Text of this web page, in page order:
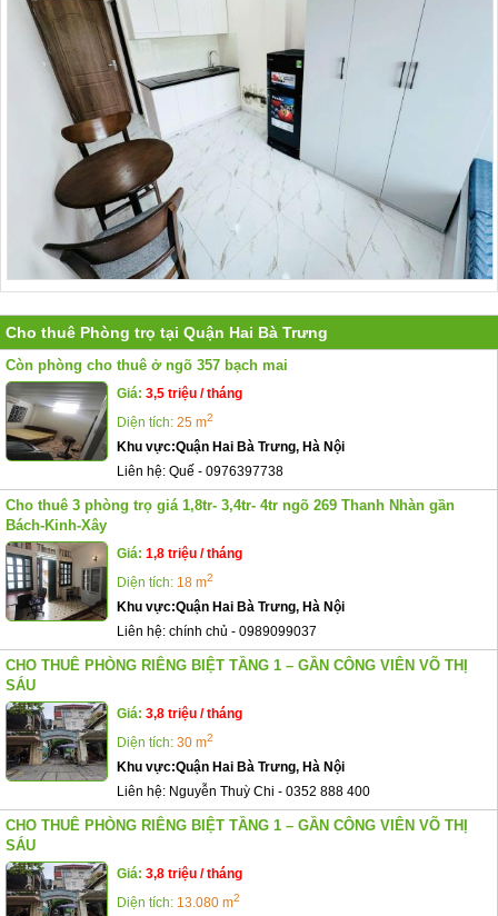
Cho thuê Phòng trọ tại Quận Hai Bà Trưng
Còn phòng cho thuê ở ngõ 357 bạch mai
Giá: 3,5 triệu / tháng
Diện tích: 25 m2
Khu vực:Quận Hai Bà Trưng, Hà Nội
Liên hệ: Quế - 0976397738
Cho thuê 3 phòng trọ giá 1,8tr- 3,4tr- 4tr ngõ 269 Thanh Nhàn gần
Bách-Kinh-Xây
Giá: 1,8 triệu / tháng
Diện tích: 18 m2
Khu vực:Quận Hai Bà Trưng, Hà Nội
Liên hệ: chính chủ - 0989099037
CHO THUÊ PHÒNG RIÊNG BIỆT TẦNG 1 – GẦN CÔNG VIÊN VÕ THỊ
SÁU
Giá: 3,8 triệu / tháng
Diện tích: 30 m2
Khu vực:Quận Hai Bà Trưng, Hà Nội
Liên hệ: Nguyễn Thuỳ Chi - 0352 888 400
CHO THUÊ PHÒNG RIÊNG BIỆT TẦNG 1 – GẦN CÔNG VIÊN VÕ THỊ
SÁU
Giá: 3,8 triệu / tháng
Diện tích: 13.080 m2